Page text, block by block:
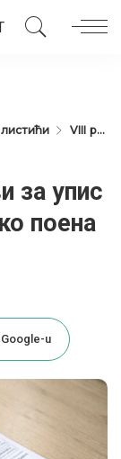
VIII разред
за упис
поена
u